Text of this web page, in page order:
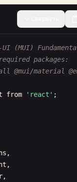
(MUI)
packages:
@mui/material
from 'react'
,
,
,